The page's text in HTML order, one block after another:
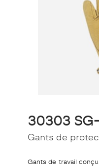
30303
Gants de
Gants de travail